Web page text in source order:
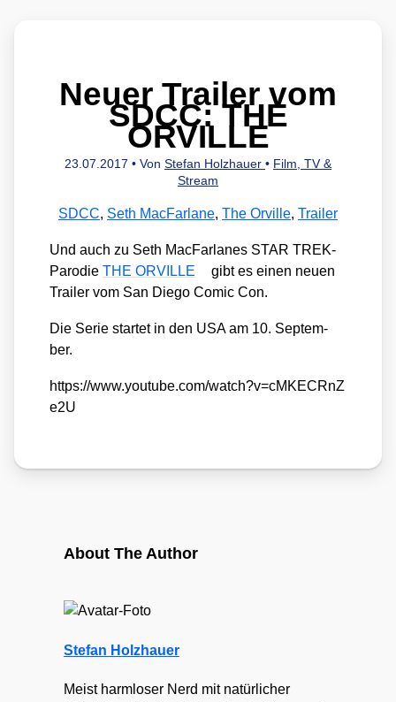
Neuer Trailer vom
SDCC: THE
ORVILLE
23.07.2017 • Von Stefan Holzhauer • Film, TV &
Stream
SDCC, Seth MacFarlane, The Orville, Trailer
Und auch zu Seth Mac­Far­la­nes STAR TREK-
Par­odieTHE ORVILLE
gibt es einen neu­en
Trai­ler vom San Die­go Comic Con.
Die Serie star­tet in den USA am 10. Sep­tem­
ber.
https://​www​.you​tube​.com/​w​a​t​c​h​?​v​=​c​M​K​E​C​R​n​Z​
e2U
About The Author
Stefan Holzhauer
Meist harmloser Nerd mit natürlicher